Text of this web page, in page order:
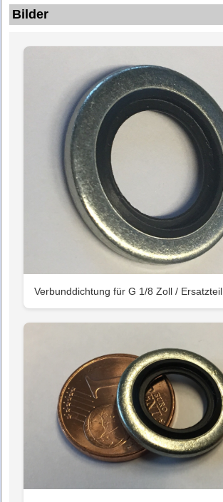
Bilder
Verbunddichtung für G 1/8 Zoll / Ersatzteil